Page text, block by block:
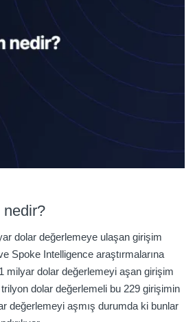
nedir?
dolar değerlemeye ulaşan girişim
Spoke Intelligence araştırmalarına
milyar dolar değerlemeyi aşan girişim
trilyon dolar değerlemeli bu 229 girişimin
değerlemeyi aşmış durumda ki bunlar